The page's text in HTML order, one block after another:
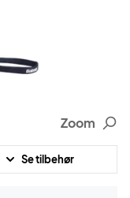
Zoom
Se tilbehør